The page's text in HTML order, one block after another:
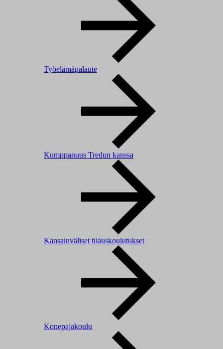
Työelämäpalaute
Kumppanuus Tredun kanssa
Kansainväliset tilauskoulutukset
Konepajakoulu